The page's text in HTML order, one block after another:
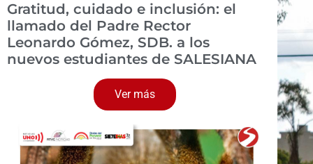
Gratitud, cuidado e inclusión: el
llamado del Padre Rector
Leonardo Gómez, SDB. a los
nuevos estudiantes de SALESIANA
Ver más